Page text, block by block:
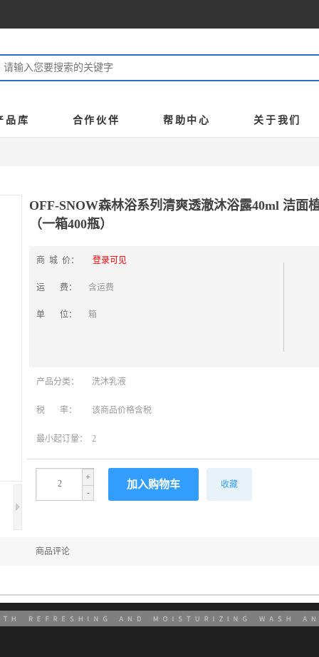
品库 合作伙伴 帮助中心 关于我们
OFF-SNOW森林浴系列清爽透澈沐浴露40ml 洁面
（一箱400瓶）
商 城 价： 登录可见
运 费： 含运费
单 位： 箱
产品分类： 洗沐乳液
税 率： 该商品价格含税
最小起订量： 2
-
+
收藏
商品评论